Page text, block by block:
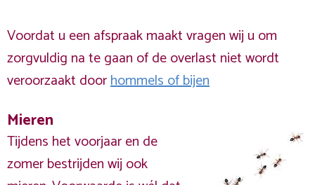
Voordat u een afspraak maakt vragen wij u om
zorgvuldig na te gaan of de overlast niet wordt
veroorzaakt doorhommels of bijen
Mieren
Tijdens het voorjaar en de
zomer bestrijden wij ook